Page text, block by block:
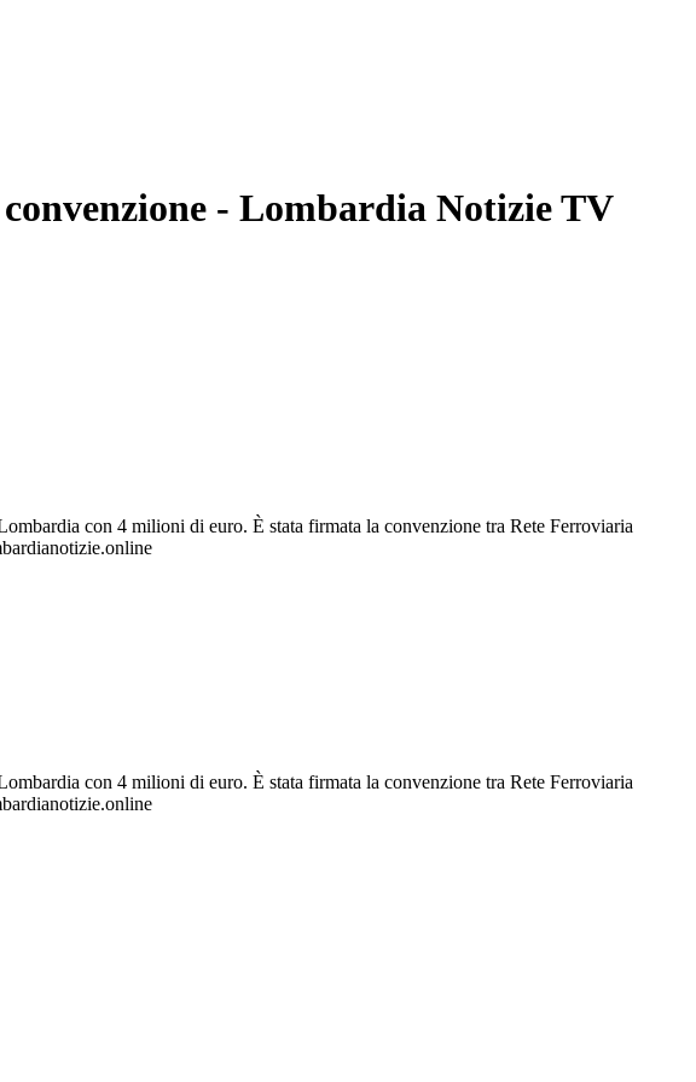
- Lombardia Notizie TV
con 4 milioni di euro. È stata firmata la convenzione tra Rete Ferroviaria
con 4 milioni di euro. È stata firmata la convenzione tra Rete Ferroviaria